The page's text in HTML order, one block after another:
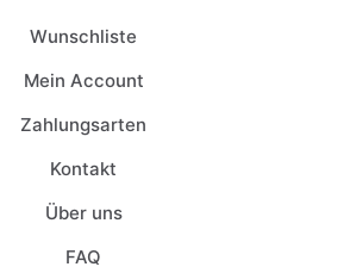
Wunschliste
Mein Account
Zahlungsarten
Kontakt
Über uns
FAQ